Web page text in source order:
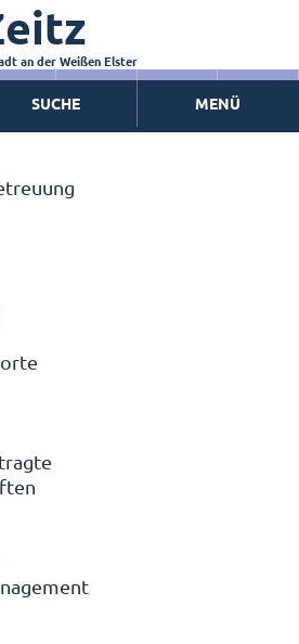
Christian Thieme
an der Weißen Elster
SUCHE MENÜ